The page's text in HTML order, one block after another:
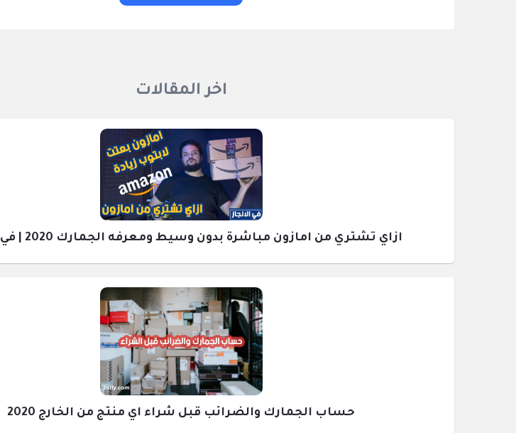
اخر المقالات
ازاي تشتري من امازون مباشرة بدون وسيط ومعرفه الجمارك 2020 | في الإنجاز
حساب الجمارك والضرائب قبل شراء اي منتج من الخارج 2020